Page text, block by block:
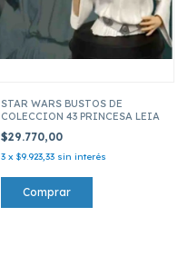
STAR WARS BUSTOS DE
COLECCION 43 PRINCESA LEIA
$29.770,00
3 x $9.923,33 sin interés